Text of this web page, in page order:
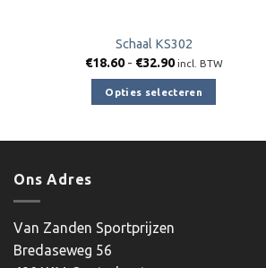
Schaal KS302
€18.60 - €32.90Prijsklasse:
tot
€32.90
incl. BTW
Opties selecteren
optie
Ons Adres
Van Zanden Sportprijzen
Bredaseweg 56